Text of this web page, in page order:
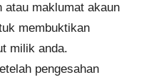
atau maklumat akaun
membuktikan
milik anda.
pengesahan